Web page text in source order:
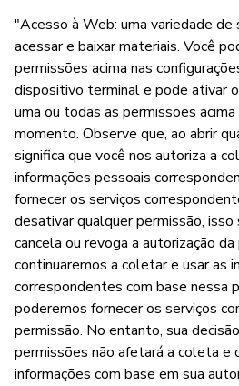
"Acesso à Web: uma variedade de
acessar e baixar materiais. Você
permissões acima nas
dispositivo terminal e pode ativar
uma ou todas as permissões
momento. Observe que, ao abrir
significa que você nos autoriza a
informações pessoais
fornecer os serviços
desativar qualquer permissão, isso
cancela ou revoga a autorização
continuaremos a coletar e usar as
correspondentes com base nessa
poderemos fornecer os serviços
permissão. No entanto, sua
permissões não afetará a coleta e
informações com base em sua